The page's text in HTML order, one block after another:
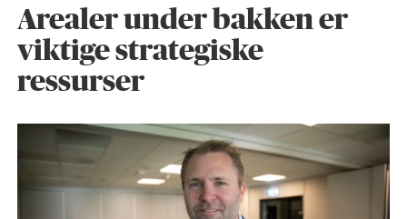
Arealer under bakken er
viktige strategiske
ressurser